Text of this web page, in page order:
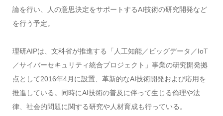
論を行い、人の意思決定をサポートするAI技術の研究開発など
を行う予定。
理研AIPは、文科省が推進する「人工知能／ビッグデータ／IoT
／サイバーセキュリティ統合プロジェクト」事業の研究開発拠
点として2016年4月に設置、革新的なAI技術開発および応用を
推進している。同時にAI技術の普及に伴って生じる倫理や法
律、社会的問題に関する研究や人材育成も行っている。